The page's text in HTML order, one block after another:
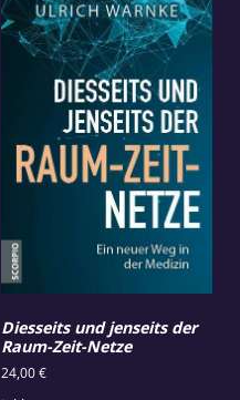
Diesseits und jenseits der
Raum-Zeit-Netze
24,00€